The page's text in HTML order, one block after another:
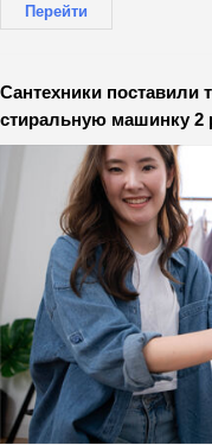
Перейти
Сантехники поставили
стиральную машинку 2